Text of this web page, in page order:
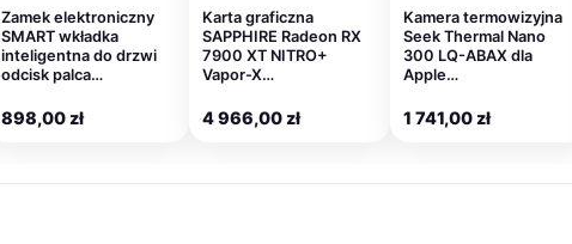
Zamek elektroniczny
SMART wkładka
inteligentna do drzwi
odcisk palca…
898,00zł
Karta graficzna
SAPPHIRE Radeon RX
7900 XT NITRO+
Vapor-X…
4 966,00zł
Kamera termowizyjna
Seek Thermal Nano
300 LQ-ABAX dla
Apple…
1 741,00zł